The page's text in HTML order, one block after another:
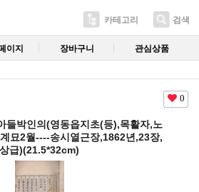
카테고리 검색
이지 장바구니 관심상품
0
들박인의(영동읍지초(등),목활자,노
묘2월----송시열근장,1862년,23장,
상급)(21.5*32cm)